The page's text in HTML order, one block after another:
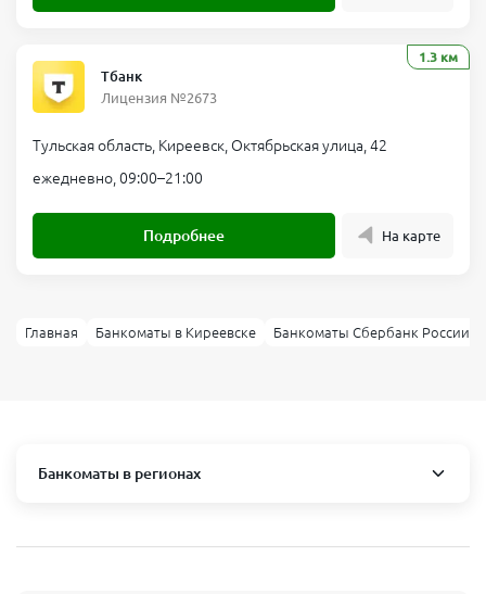
1.3 км
Тбанк
Лицензия №2673
Тульская область, Киреевск, Октябрьская улица, 42
ежедневно, 09:00–21:00
Подробнее На карте
Главная Банкоматы в Киреевске Банкоматы Сбербанк России в
Банкоматы в регионах